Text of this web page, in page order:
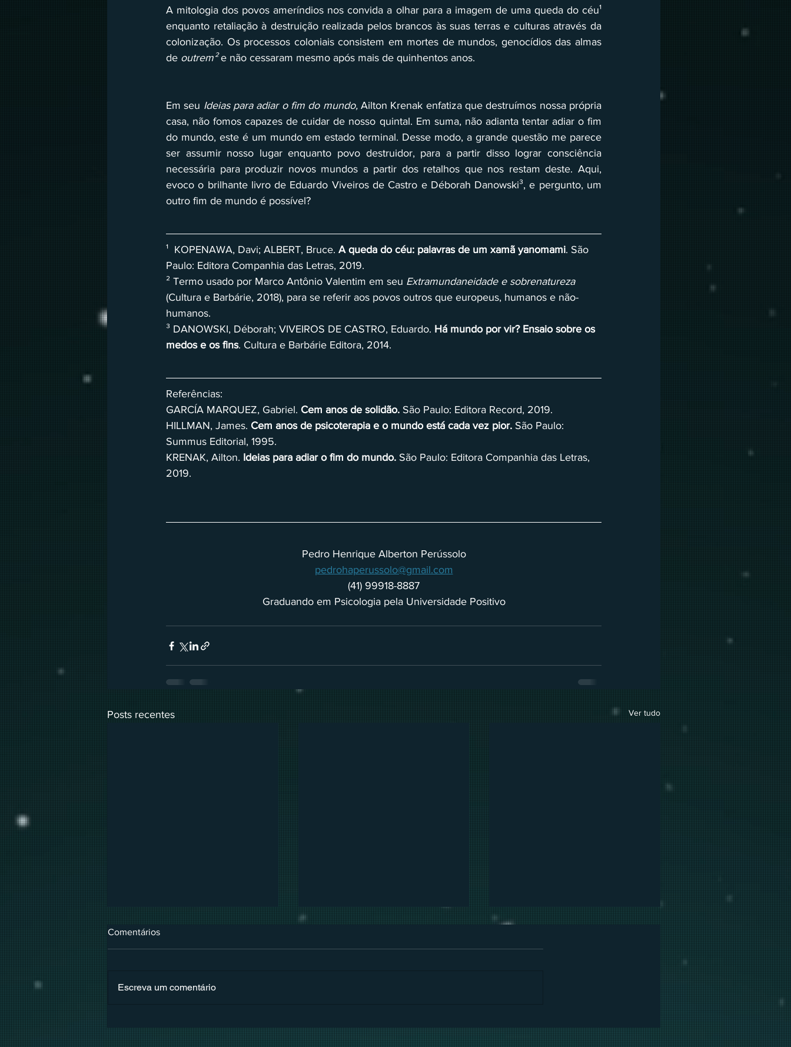
A mitologia dos povos ameríndios nos convida a olhar para a imagem de uma queda do céu¹
enquanto retaliação à destruição realizada pelos brancos às suas terras e culturas através da
colonização. Os processos coloniais consistem em mortes de mundos, genocídios das almas
de outrem² e não cessaram mesmo após mais de quinhentos anos.
Em seu Ideias para adiar o fim do mundo, Ailton Krenak enfatiza que destruímos nossa própria
casa, não fomos capazes de cuidar de nosso quintal. Em suma, não adianta tentar adiar o fim
do mundo, este é um mundo em estado terminal. Desse modo, a grande questão me parece
ser assumir nosso lugar enquanto povo destruidor, para a partir disso lograr consciência
necessária para produzir novos mundos a partir dos retalhos que nos restam deste. Aqui,
evoco o brilhante livro de Eduardo Viveiros de Castro e Déborah Danowski³, e pergunto, um
outro fim de mundo é possível?
¹  KOPENAWA, Davi; ALBERT, Bruce. A queda do céu: palavras de um xamã yanomami. São
Paulo: Editora Companhia das Letras, 2019.
² Termo usado por Marco Antônio Valentim em seu Extramundaneidade e sobrenatureza
(Cultura e Barbárie, 2018), para se referir aos povos outros que europeus, humanos e não-
humanos.
³ DANOWSKI, Déborah; VIVEIROS DE CASTRO, Eduardo. Há mundo por vir? Ensaio sobre os
medos e os fins. Cultura e Barbárie Editora, 2014.
Referências:
GARCÍA MARQUEZ, Gabriel. Cem anos de solidão. São Paulo: Editora Record, 2019.
HILLMAN, James. Cem anos de psicoterapia e o mundo está cada vez pior. São Paulo:
Summus Editorial, 1995.
KRENAK, Ailton. Ideias para adiar o fim do mundo. São Paulo: Editora Companhia das Letras,
2019.
Pedro Henrique Alberton Perússolo
pedrohaperussolo@gmail.com
(41) 99918-8887
Graduando em Psicologia pela Universidade Positivo
Posts recentes Ver tudo
Comentários
Escreva um comentário